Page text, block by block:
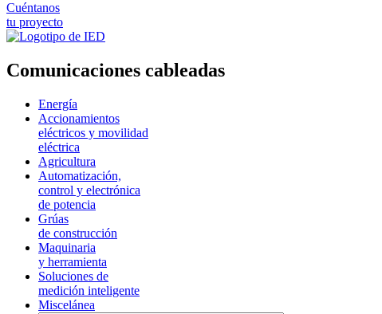
Cuéntanos
tu proyecto
Comunicaciones cableadas
Energía
Accionamientos
eléctricos y movilidad
eléctrica
Agricultura
Automatización,
control y electrónica
de potencia
Grúas
de construcción
Maquinaria
y herramienta
Soluciones de
medición inteligente
Miscelánea